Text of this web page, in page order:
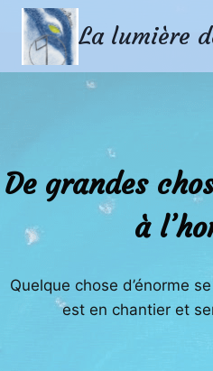
Aller
contenu
Aller
contenu
La lumière
De grandes
à
Quelque chose d’énorme
est en chantier et